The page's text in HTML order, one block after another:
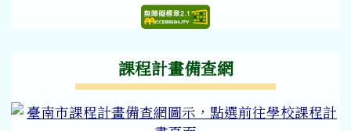
無障礙網站檢測結果
課程計畫備查網